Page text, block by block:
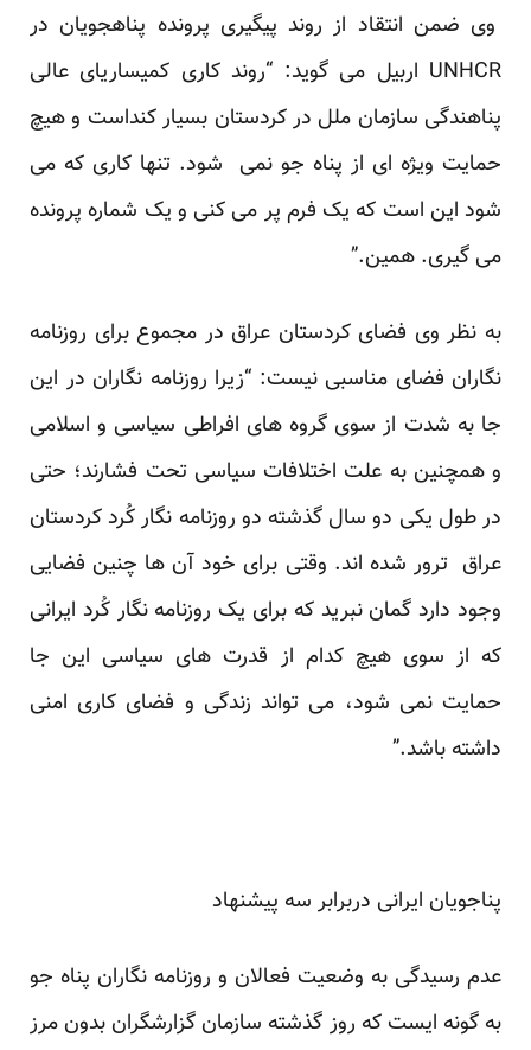
وی ضمن انتقاد از روند پیگیری پرونده پناهجویان در
UNHCR اربیل می گوید: “روند کاری کمیساریای عالی
پناهندگی سازمان ملل در کردستان بسیار کنداست و هیچ
حمایت ویژه ای از پناه جو نمی شود. تنها کاری که می
شود این است که یک فرم پر می کنی و یک شماره پرونده
می گیری. همین.”
به نظر وی فضای کردستان عراق در مجموع برای روزنامه
نگاران فضای مناسبی نیست: “زیرا روزنامه نگاران در این
جا به شدت از سوی گروه های افراطی سیاسی و اسلامی
و همچنین به علت اختلافات سیاسی تحت فشارند؛ حتی
در طول یکی دو سال گذشته دو روزنامه نگار کُرد کردستان
عراق ترور شده اند. وقتی برای خود آن ها چنین فضایی
وجود دارد گمان نبرید که برای یک روزنامه نگار کُرد ایرانی
که از سوی هیچ کدام از قدرت های سیاسی این جا
حمایت نمی شود، می تواند زندگی و فضای کاری امنی
داشته باشد.”
پناجویان ایرانی دربرابر سه پیشنهاد
عدم رسیدگی به وضعیت فعالان و روزنامه نگاران پناه جو
به گونه ایست که روز گذشته سازمان گزارشگران بدون مرز